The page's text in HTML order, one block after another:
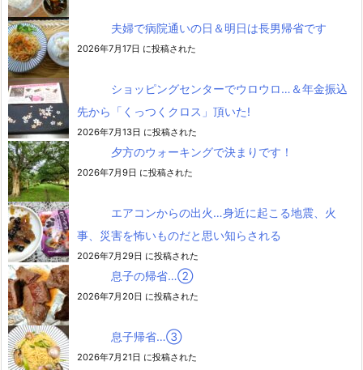
夫婦で病院通いの日＆明日は長男帰省です
2026年7月17日 に投稿された
ショッピングセンターでウロウロ…＆年金振込
先から「くっつくクロス」頂いた!
2026年7月13日 に投稿された
夕方のウォーキングで決まりです！
2026年7月9日 に投稿された
エアコンからの出火…身近に起こる地震、火
事、災害を怖いものだと思い知らされる
2026年7月29日 に投稿された
息子の帰省…②
2026年7月20日 に投稿された
息子帰省…③
2026年7月21日 に投稿された